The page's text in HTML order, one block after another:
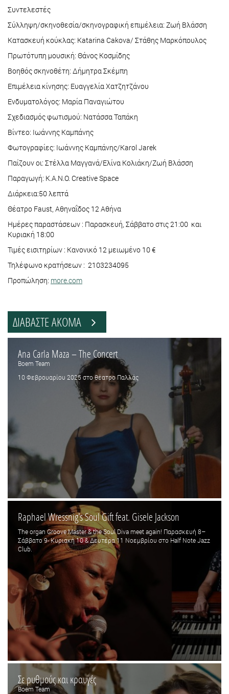
Συντελεστές
Σύλληψη/σκηνοθεσία/σκηνογραφική επιμέλεια: Ζωή Βλάσση
Κατασκευή κούκλας: Katarina Cakova/ Στάθης Μαρκόπουλος
Πρωτότυπη μουσική: Θάνος Κοσμίδης
Βοηθός σκηνοθέτη: Δήμητρα Σκέμπη
Επιμέλεια κίνησης: Ευαγγελία Χατζητζάνου
Ενδυματολόγος: Μαρία Παναγιώτου
Σχεδιασμός φωτισμού: Νατάσσα Ταπάκη
Βίντεο: Ιωάννης Καμπάνης
Φωτογραφίες: Ιωάννης Καμπάνης/Karol Jarek
Παίζουν οι: Στέλλα Μαγγανά/Ελίνα Κολιάκη/Ζωή Βλάσση
Παραγωγή: K.A.N.O. Creative Space
Διάρκεια:50 λεπτά
Θέατρο Faust, Αθηναΐδος 12 Αθήνα
Ημέρες παραστάσεων : Παρασκευή, Σάββατο στις 21:00 και
Κυριακή 18:00
Τιμές εισιτηρίων : Κανονικό 12 μειωμένο 10 €
Τηλέφωνο κρατήσεων : 2103234095
Προπώληση: more.com
ΔΙΑΒΑΣΤΕ ΑΚΟΜΑ
Ana Carla Maza – The Concert
Boem Team
10 Φεβρουαρίου 2025 στο θέατρο Παλλάς
Raphael Wressnig's Soul Gift feat. Gisele Jackson
The organ Groove Master & the Soul Diva meet again! Παρασκευή 8–
Σάββατο 9- Κυριακή 10 & Δευτέρα 11 Νοεμβρίου στο Half Note Jazz
Club.
Σε ρυθμούς και κραυγές
Boem Team